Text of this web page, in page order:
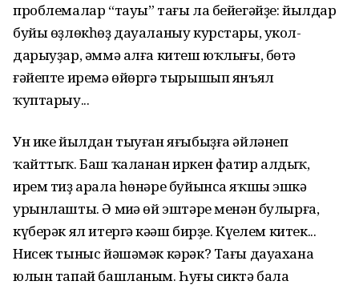
проблемалар “тауы” тағы ла бейегәйҙе: йылдар
буйы өҙлөкһөҙ дауаланыу курстары, укол-
дарыуҙар, әммә алға китеш юҡлығы, бөтә
ғәйепте иремә өйөргә тырышып янъял
ҡуптарыу...
Ун ике йылдан тыуған яғыбыҙға әйләнеп
ҡайттыҡ. Баш ҡаланан иркен фатир алдыҡ,
ирем тиҙ арала һөнәре буйынса яҡшы эшкә
урынлашты. Ә миңә өй эштәре менән булырға,
күберәк ял итергә кәңәш бирҙе. Күңелем китек...
Нисек тыныс йәшәмәк кәрәк? Тағы дауахана
юлын тапай башланым. Һуңғы сиктә бала